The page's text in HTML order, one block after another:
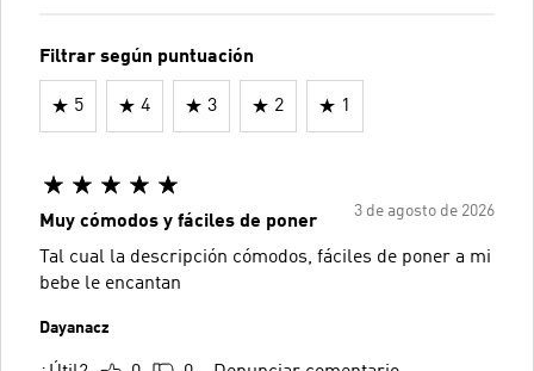
Filtrar según puntuación
5 4 3 2 1
3 de agosto de 2026
Muy cómodos y fáciles de poner
Tal cual la descripción cómodos, fáciles de poner a mi
bebe le encantan
Dayanacz